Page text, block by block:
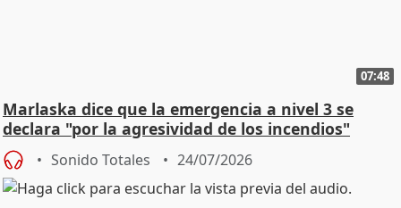
07:48
Marlaska dice que la emergencia a nivel 3 se
declara "por la agresividad de los incendios"
Sonido Totales 24/07/2026